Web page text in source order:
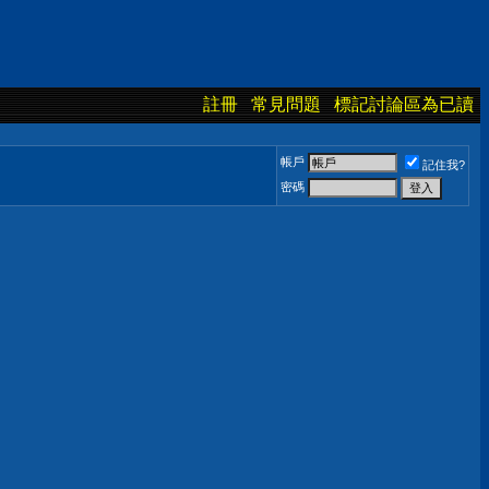
註冊 常見問題 標記討論區為已讀
帳戶
記住我?
密碼